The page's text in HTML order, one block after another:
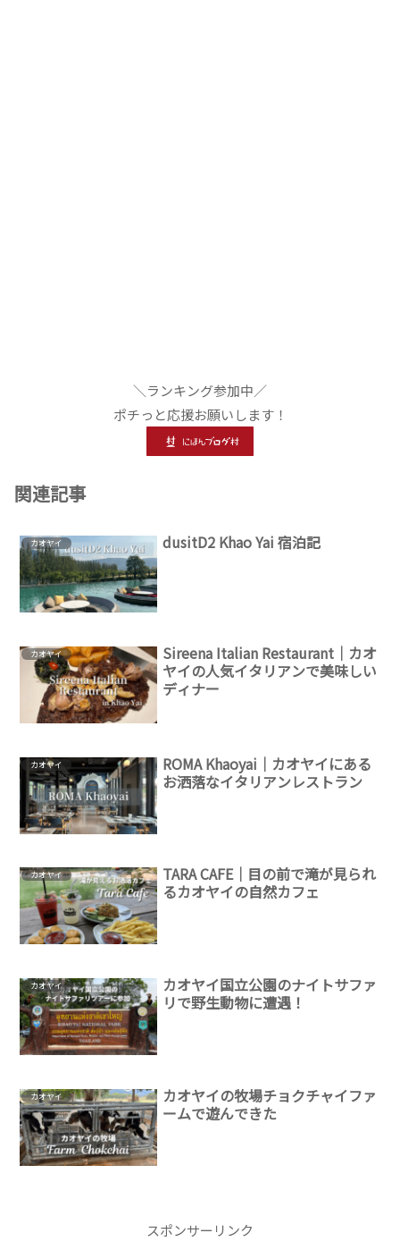
＼ランキング参加中／
ポチっと応援お願いします！
関連記事
カオヤイ dusitD2 Khao Yai 宿泊記
カオヤイ
Sireena Italian Restaurant｜カオ
ヤイの人気イタリアンで美味しい
ディナー
カオヤイ
ROMA Khaoyai｜カオヤイにある
お洒落なイタリアンレストラン
カオヤイ
TARA CAFE｜目の前で滝が見られ
るカオヤイの自然カフェ
カオヤイ
カオヤイ国立公園のナイトサファ
リで野生動物に遭遇！
カオヤイ
カオヤイの牧場チョクチャイファ
ームで遊んできた
スポンサーリンク